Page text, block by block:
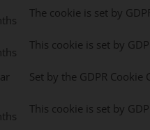
The cookie is set by
This cookie is set by
Set by the GDPR
This cookie is set by